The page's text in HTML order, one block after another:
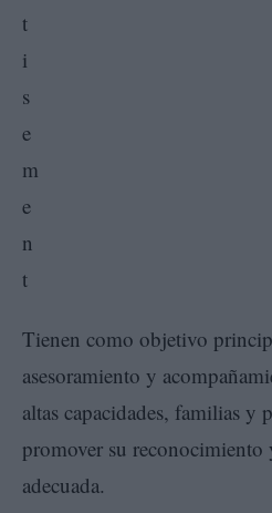
Tienen como objetivo
asesoramiento y
altas capacidades, familias y
promover su reconocimiento
adecuada.